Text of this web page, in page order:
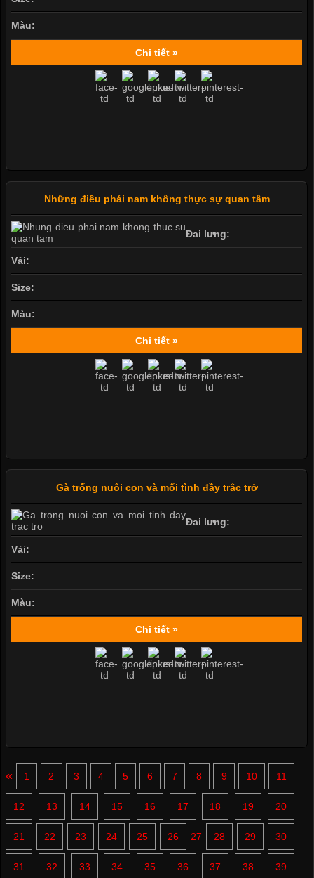
Màu:
Chi tiết »
Những điều phái nam không thực sự quan tâm
Đai lưng:
Vải:
Size:
Màu:
Chi tiết »
Gà trống nuôi con và mối tình đầy trắc trở
Đai lưng:
Vải:
Size:
Màu:
Chi tiết »
« 1 2 3 4 5 6 7 8 9 10 11
12 13 14 15 16 17 18 19 20
21 22 23 24 25 26 27 28 29 30
31 32 33 34 35 36 37 38 39